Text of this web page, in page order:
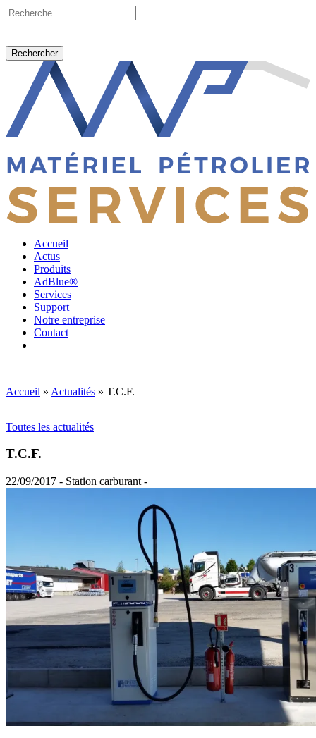
Rechercher
Accueil
Actus
Produits
AdBlue®
Services
Support
Notre entreprise
Contact
Accueil » Actualités » T.C.F.
Toutes les actualités
T.C.F.
22/09/2017 - Station carburant -